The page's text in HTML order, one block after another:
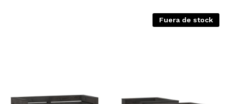
Fuera de stock